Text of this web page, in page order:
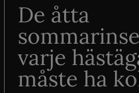
De åtta
varje
måste ha